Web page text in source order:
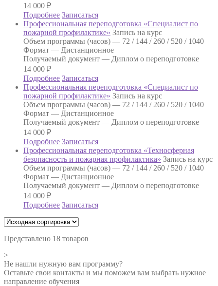
14 000 ₽
Подробнее Записаться
Профессиональная переподготовка «Специалист по
пожарной профилактике» Запись на курс
Объем программы (часов) — 72 / 144 / 260 / 520 / 1040
Формат — Дистанционное
Получаемый документ — Диплом о переподготовке
14 000 ₽
Подробнее Записаться
Профессиональная переподготовка «Специалист по
пожарной профилактике» Запись на курс
Объем программы (часов) — 72 / 144 / 260 / 520 / 1040
Формат — Дистанционное
Получаемый документ — Диплом о переподготовке
14 000 ₽
Подробнее Записаться
Профессиональная переподготовка «Техносферная
безопасность и пожарная профилактика» Запись на курс
Объем программы (часов) — 72 / 144 / 260 / 520 / 1040
Формат — Дистанционное
Получаемый документ — Диплом о переподготовке
14 000 ₽
Подробнее Записаться
Представлено 18 товаров
>
Не нашли нужную вам программу?
Оставьте свои контакты и мы поможем вам выбрать нужное
направление обучения